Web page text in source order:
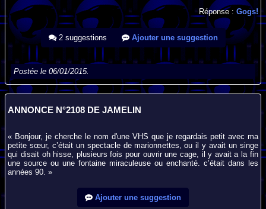
Réponse : Gogs!
2 suggestions Ajouter une suggestion
Postée le 06/01/2015.
ANNONCE N°2108 DE JAMELIN
« Bonjour, je cherche le nom d'une VHS que je regardais petit avec ma
petite sœur, c’était un spectacle de marionnettes, ou il y avait un singe
qui disait oh hisse, plusieurs fois pour ouvrir une cage, il y avait a la fin
une source ou une fontaine miraculeuse ou enchanté. c’était dans les
années 90. »
Ajouter une suggestion